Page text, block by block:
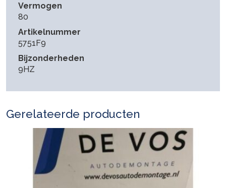
Vermogen
80
Artikelnummer
5751F9
Bijzonderheden
9HZ
Gerelateerde producten